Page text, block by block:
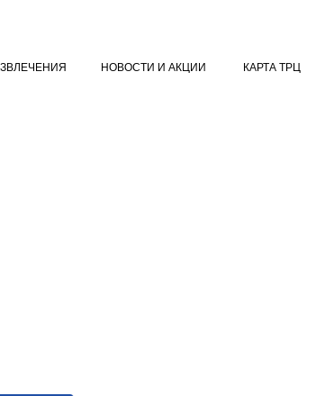
НОВОСТИ И АКЦИИ КАРТА ТРЦ